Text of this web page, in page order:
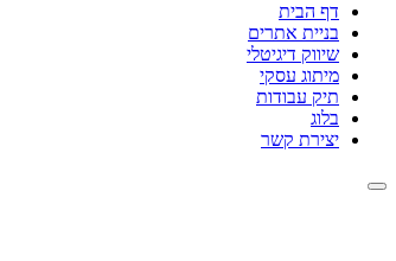
דף הבית
בניית אתרים
שיווק דיגיטלי
מיתוג עסקי
תיק עבודות
בלוג
יצירת קשר